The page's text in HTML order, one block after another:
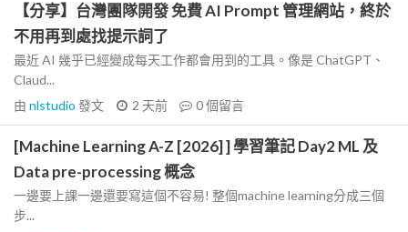
【分享】台灣團隊開發 免費 AI Prompt 管理網站，終於
不用再到處找提示詞了
最近 AI 幾乎已經變成每天工作都會用到的工具。像是 ChatGPT、
Claud...
由 nlstudio 發文 2 天前 0個留言
[Machine Learning A-Z [2026] ] 學習筆記 Day2 ML 及
Data pre-processing 概念
一邊要上課一邊還要寫這個不容易! 整個machine learning分成三個
步...